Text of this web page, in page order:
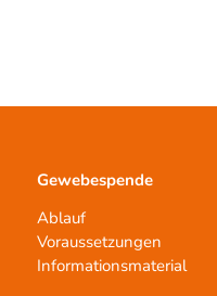
Gewebespende
Ablauf
Voraussetzungen
Informationsmaterial